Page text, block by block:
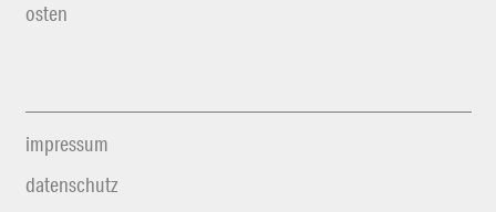
osten
impressum
datenschutz